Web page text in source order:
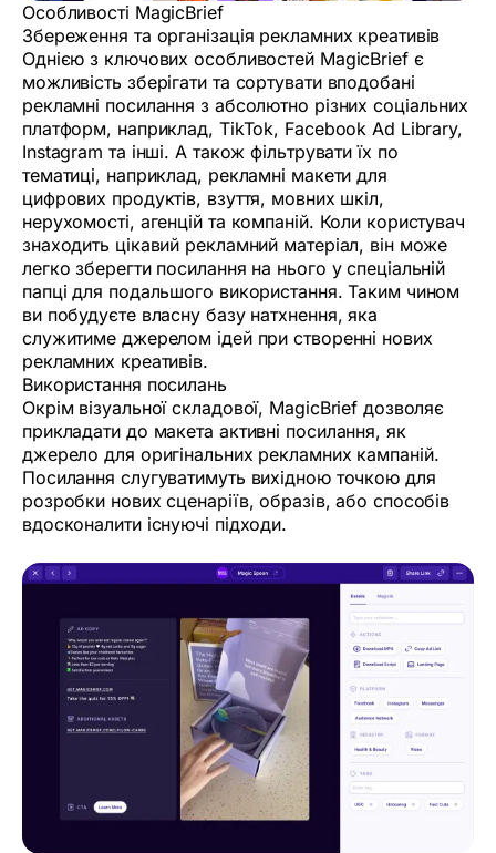
Особливості MagicBrief
Збереження та організація рекламних креативів
Однією з ключових особливостей MagicBrief є
можливість зберігати та сортувати вподобані
рекламні посилання з абсолютно різних соціальних
платформ, наприклад, TikTok, Facebook Ad Library,
Instagram та інші. А також фільтрувати їх по
тематиці, наприклад, рекламні макети для
цифрових продуктів, взуття, мовних шкіл,
нерухомості, агенцій та компаній. Коли користувач
знаходить цікавий рекламний матеріал, він може
легко зберегти посилання на нього у спеціальній
папці для подальшого використання. Таким чином
ви побудуєте власну базу натхнення, яка
служитиме джерелом ідей при створенні нових
рекламних креативів.
Використання посилань
Окрім візуальної складової, MagicBrief дозволяє
прикладати до макета активні посилання, як
джерело для оригінальних рекламних кампаній.
Посилання слугуватимуть вихідною точкою для
розробки нових сценаріїв, образів, або способів
вдосконалити існуючі підходи.